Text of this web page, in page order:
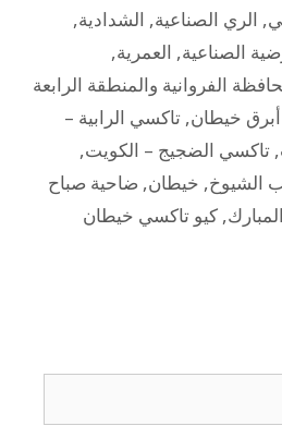
, الري الصناعية, الشدادية,
الصناعية, العمرية,
الفروانية والمنطقة الرابعة
أبرق خيطان, تاكسي الرابية –
, تاكسي الضجيج – الكويت,
الشيوخ, خيطان, ضاحية صباح
, كيو تاكسي خيطان